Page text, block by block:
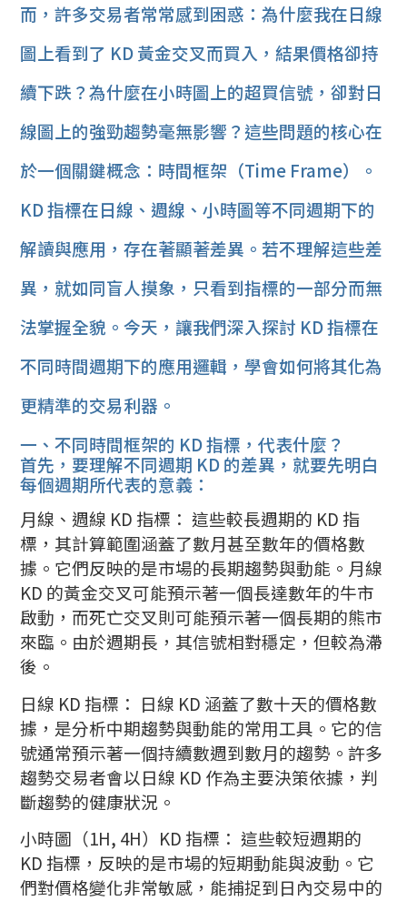
而，許多交易者常常感到困惑：為什麼我在日線
圖上看到了 KD 黃金交叉而買入，結果價格卻持
續下跌？為什麼在小時圖上的超買信號，卻對日
線圖上的強勁趨勢毫無影響？這些問題的核心在
於一個關鍵概念：時間框架（Time Frame）。
KD 指標在日線、週線、小時圖等不同週期下的
解讀與應用，存在著顯著差異。若不理解這些差
異，就如同盲人摸象，只看到指標的一部分而無
法掌握全貌。今天，讓我們深入探討 KD 指標在
不同時間週期下的應用邏輯，學會如何將其化為
更精準的交易利器。
一、不同時間框架的 KD 指標，代表什麼？
首先，要理解不同週期 KD 的差異，就要先明白
每個週期所代表的意義：
月線、週線 KD 指標： 這些較長週期的 KD 指
標，其計算範圍涵蓋了數月甚至數年的價格數
據。它們反映的是市場的長期趨勢與動能。月線
KD 的黃金交叉可能預示著一個長達數年的牛市
啟動，而死亡交叉則可能預示著一個長期的熊市
來臨。由於週期長，其信號相對穩定，但較為滯
後。
日線 KD 指標： 日線 KD 涵蓋了數十天的價格數
據，是分析中期趨勢與動能的常用工具。它的信
號通常預示著一個持續數週到數月的趨勢。許多
趨勢交易者會以日線 KD 作為主要決策依據，判
斷趨勢的健康狀況。
小時圖（1H, 4H）KD 指標： 這些較短週期的
KD 指標，反映的是市場的短期動能與波動。它
們對價格變化非常敏感，能捕捉到日內交易中的